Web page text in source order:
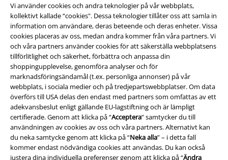
Vi använder cookies och andra teknologier på vår webbplats,
kollektivt kallade “cookies". Dessa teknologier tillåter oss att samla in
information om användare, deras beteende och deras enheter. Vissa
cookies placeras av oss, medan andra kommer från våra partners. Vi
och våra partners använder cookies för att säkerställa webbplatsens
tillförlitlighet och säkerhet, förbättra och anpassa din
shoppingupplevelse, genomföra analyser och för
marknadsföringsändamål (t.ex. personliga annonser) på vår
webbplats, i sociala medier och på tredjepartswebbplatser. Om data
överförs till USA delas den endast med partners som omfattas av ett
adekvansbeslut enligt gällande EU-lagstiftning och är lämpligt
certifierade. Genom att klicka på “Acceptera” samtycker du till
användningen av cookies av oss och våra partners. Alternativt kan
du neka samtycke genom att klicka på “Neka alla” – i detta fall
kommer endast nödvändiga cookies att användas. Du kan också
justera dina individuella preferenser genom att klicka på “Ändra
Juridisk information/Villkor
Villkor
Om oss
Ladda ner villkoren
Avfallshantering och miljöskydd